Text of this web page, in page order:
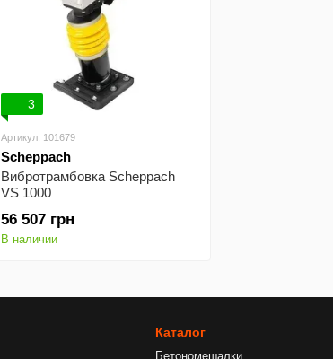
3
Артикул: 101679
Scheppach
Вибротрамбовка Scheppach
VS 1000
56 507 грн
В наличии
Каталог
Бетономешалки